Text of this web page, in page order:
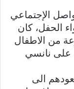
الإجتماعي
الحفل، كان
من الاطفال
على نانسي
الى